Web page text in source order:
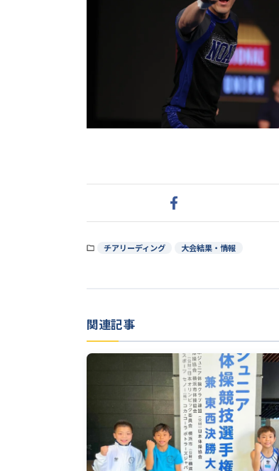
チアリーディング 大会結果・情報
関連記事